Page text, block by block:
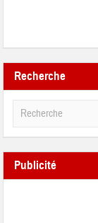
Recherche
Publicité